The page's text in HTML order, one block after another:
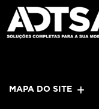
MAPA DO SITE